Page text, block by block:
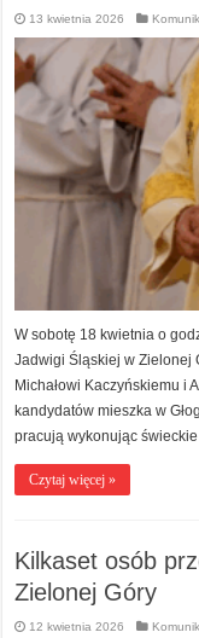
13 kwietnia 2026
W sobotę 18 kwietnia o
Jadwigi Śląskiej w Zielonej
Michałowi Kaczyńskiemu i
kandydatów mieszka w
pracują wykonując
Czytaj więcej »
Kilkaset osób
Zielonej Góry
12 kwietnia 2026